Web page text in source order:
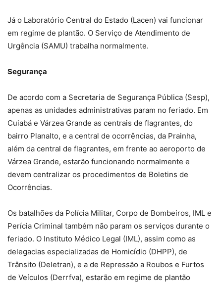
Já o Laboratório Central do Estado (Lacen) vai funcionar
em regime de plantão. O Serviço de Atendimento de
Urgência (SAMU) trabalha normalmente.
Segurança
De acordo com a Secretaria de Segurança Pública (Sesp),
apenas as unidades administrativas param no feriado. Em
Cuiabá e Várzea Grande as centrais de flagrantes, do
bairro Planalto, e a central de ocorrências, da Prainha,
além da central de flagrantes, em frente ao aeroporto de
Várzea Grande, estarão funcionando normalmente e
devem centralizar os procedimentos de Boletins de
Ocorrências.
Os batalhões da Polícia Militar, Corpo de Bombeiros, IML e
Perícia Criminal também não param os serviços durante o
feriado. O Instituto Médico Legal (IML), assim como as
delegacias especializadas de Homicídio (DHPP), de
Trânsito (Deletran), e a de Repressão a Roubos e Furtos
de Veículos (Derrfva), estarão em regime de plantão